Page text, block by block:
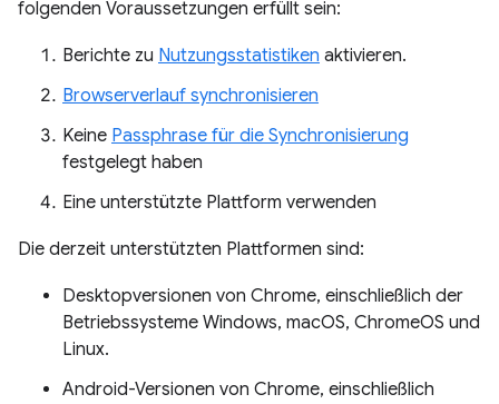
folgenden Voraussetzungen erfüllt sein:
Berichte zu Nutzungsstatistiken aktivieren.
Browserverlauf synchronisieren
Keine Passphrase für die Synchronisierung
festgelegt haben
Eine unterstützte Plattform verwenden
Die derzeit unterstützten Plattformen sind:
Desktopversionen von Chrome, einschließlich der
Betriebssysteme Windows, macOS, ChromeOS und
Linux.
Android-Versionen von Chrome, einschließlich